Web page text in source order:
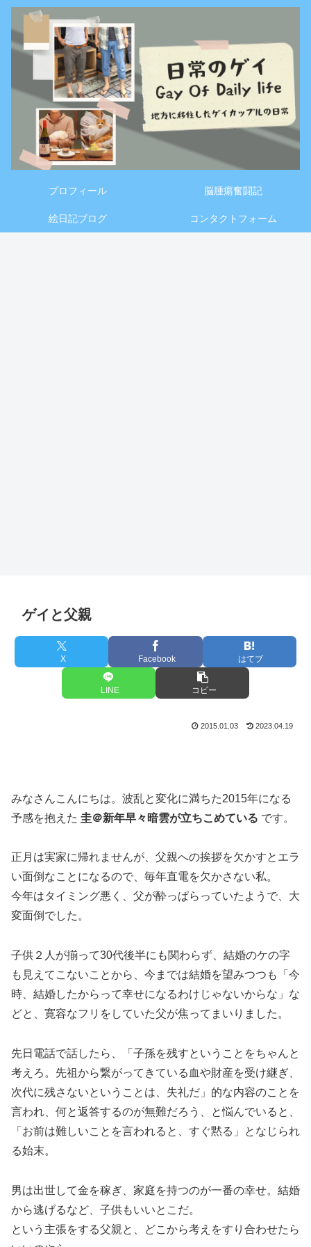
プロフィール 脳腫瘍奮闘記
絵日記ブログ コンタクトフォーム
ゲイと父親
X Facebook はてブ
LINE コピー
2015.01.03 2023.04.19
みなさんこんにちは。波乱と変化に満ちた2015年になる
予感を抱えた 圭＠新年早々暗雲が立ちこめている です。
正月は実家に帰れませんが、父親への挨拶を欠かすとエラ
い面倒なことになるので、毎年直電を欠かさない私。
今年はタイミング悪く、父が酔っぱらっていたようで、大
変面倒でした。
子供２人が揃って30代後半にも関わらず、結婚のケの字
も見えてこないことから、今までは結婚を望みつつも「今
時、結婚したからって幸せになるわけじゃないからな」な
どと、寛容なフリをしていた父が焦ってまいりました。
先日電話で話したら、「子孫を残すということをちゃんと
考えろ。先祖から繋がってきている血や財産を受け継ぎ、
次代に残さないということは、失礼だ」的な内容のことを
言われ、何と返答するのが無難だろう、と悩んでいると、
「お前は難しいことを言われると、すぐ黙る」となじられ
る始末。
男は出世して金を稼ぎ、家庭を持つのが一番の幸せ。結婚
から逃げるなど、子供もいいとこだ。
という主張をする父親と、どこから考えをすり合わせたら